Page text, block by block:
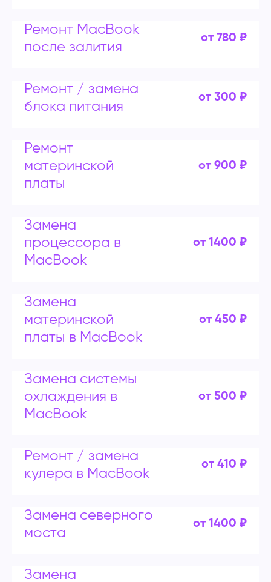
Ремонт MacBook
после залития
от 780 ₽
Ремонт / замена
блока питания
от 300 ₽
Ремонт
материнской
платы
от 900 ₽
Замена
процессора в
MacBook
от 1400 ₽
Замена
материнской
платы в MacBook
от 450 ₽
Замена системы
охлаждения в
MacBook
от 500 ₽
Ремонт / замена
кулера в MacBook
от 410 ₽
Замена северного
моста
от 1400 ₽
Замена